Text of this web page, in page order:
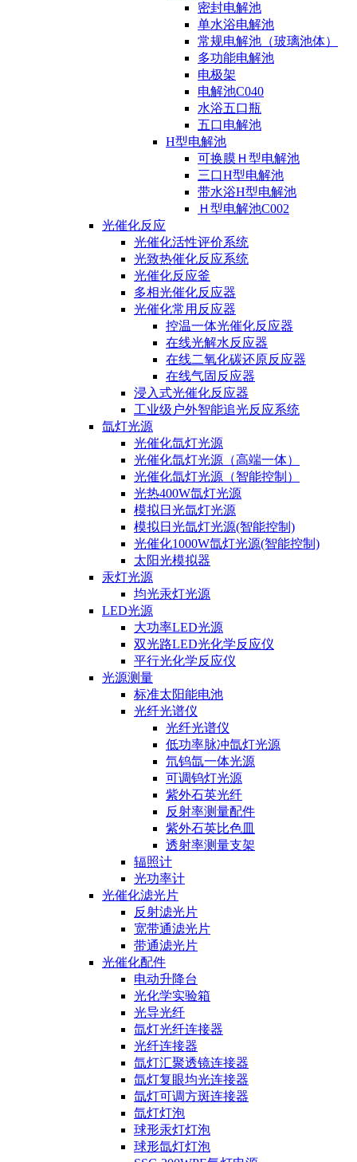
密封电解池
单水浴电解池
常规电解池（玻璃池体）
多功能电解池
电极架
电解池C040
水浴五口瓶
五口电解池
H型电解池
可换膜Ｈ型电解池
三口H型电解池
带水浴H型电解池
Ｈ型电解池C002
光催化反应
光催化活性评价系统
光致热催化反应系统
光催化反应釜
多相光催化反应器
光催化常用反应器
控温一体光催化反应器
在线光解水反应器
在线二氧化碳还原反应器
在线气固反应器
浸入式光催化反应器
工业级户外智能追光反应系统
氙灯光源
光催化氙灯光源
光催化氙灯光源（高端一体）
光催化氙灯光源（智能控制）
光热400W氙灯光源
模拟日光氙灯光源
模拟日光氙灯光源(智能控制)
光催化1000W氙灯光源(智能控制)
太阳光模拟器
汞灯光源
均光汞灯光源
LED光源
大功率LED光源
双光路LED光化学反应仪
平行光化学反应仪
光源测量
标准太阳能电池
光纤光谱仪
光纤光谱仪
低功率脉冲氙灯光源
氘钨氙一体光源
可调钨灯光源
紫外石英光纤
反射率测量配件
紫外石英比色皿
透射率测量支架
辐照计
光功率计
光催化滤光片
反射滤光片
宽带通滤光片
带通滤光片
光催化配件
电动升降台
光化学实验箱
光导光纤
氙灯光纤连接器
光纤连接器
氙灯汇聚透镜连接器
氙灯复眼均光连接器
氙灯可调方斑连接器
氙灯灯泡
球形汞灯灯泡
球形氙灯灯泡